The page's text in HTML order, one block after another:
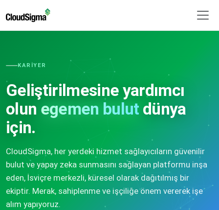
KARIYER
Geliştirilmesine yardımcı
olun egemen bulut dünya
için.
CloudSigma, her yerdeki hizmet sağlayıcıların güvenilir
bulut ve yapay zeka sunmasını sağlayan platformu inşa
eden, İsviçre merkezli, küresel olarak dağıtılmış bir
ekiptir. Merak, sahiplenme ve işçiliğe önem vererek işe
alım yapıyoruz.